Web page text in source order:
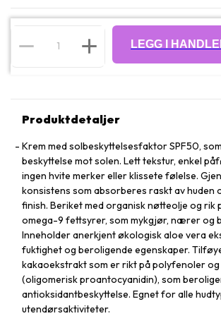
LEGG I
Produktdetaljer
Krem med solbeskyttelsesfaktor SPF50,
beskyttelse mot solen. Lett tekstur, enkel
ingen hvite merker eller klissete følelse.
konsistens som absorberes raskt av huden
finish. Beriket med organisk nøtteolje og rik
omega-9 fettsyrer, som mykgjør, nærer og
Inneholder anerkjent økologisk aloe vera
fuktighet og beroligende egenskaper.
kakaoekstrakt som er rikt på polyfenoler og
(oligomerisk proantocyanidin), som
antioksidantbeskyttelse. Egnet for alle
utendørsaktiviteter.